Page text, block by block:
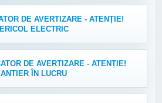
DE AVERTIZARE - ATENȚIE!
ELECTRIC
DE AVERTIZARE - ATENȚIE!
ÎN LUCRU